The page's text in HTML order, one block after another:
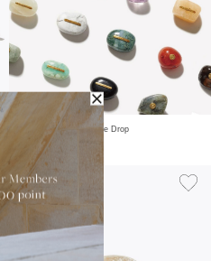
[amulette] Your Fortune Drop
2,200yen